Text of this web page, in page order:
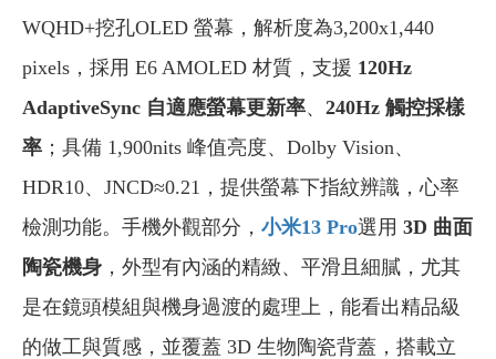
WQHD+挖孔OLED 螢幕，解析度為3,200x1,440
pixels，採用 E6 AMOLED 材質，支援 120Hz
AdaptiveSync 自適應螢幕更新率、 240Hz 觸控採樣
率 ；具備 1,900nits 峰值亮度、Dolby Vision、
HDR10、JNCD≈0.21，提供螢幕下指紋辨識，心率
檢測功能。手機外觀部分， 小米13 Pro選用 3D 曲面
陶瓷機身 ，外型有內涵的精緻、平滑且細膩，尤其
是在鏡頭模組與機身過渡的處理上，能看出精品級
的做工與質感，並覆蓋 3D 生物陶瓷背蓋，搭載立